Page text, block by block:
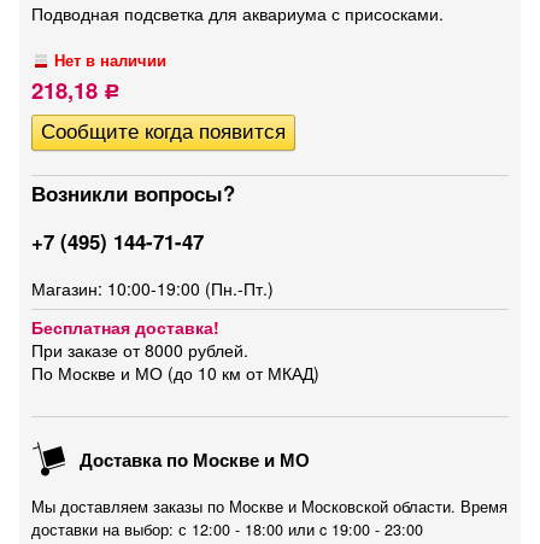
Подводная подсветка для аквариума с присосками.
Нет в наличии
218,18 Р
Возникли вопросы?
+7 (495) 144-71-47
Магазин: 10:00-19:00 (Пн.-Пт.)
Бесплатная доставка!
При заказе от 8000 рублей.
По Москве и МО (до 10 км от МКАД)
Доставка по Москве и МО
Мы доставляем заказы по Москве и Московской области. Время
доставки на выбор: с 12:00 - 18:00 или c 19:00 - 23:00